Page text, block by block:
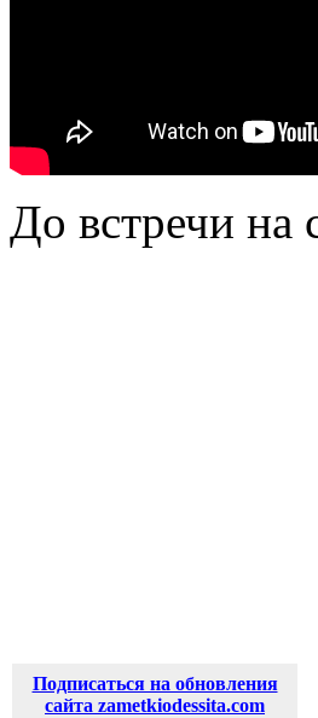
До встречи на
Подписаться на обновления
сайта zametkiodessita.com